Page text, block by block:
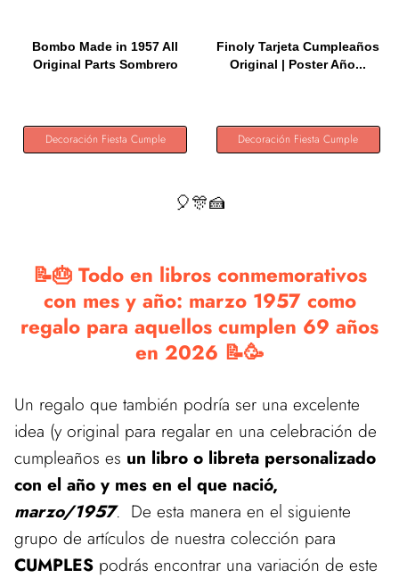
Bombo Made in 1957 All
Original Parts Sombrero
Decoración Fiesta Cumple
Finoly Tarjeta Cumpleaños
Original | Poster Año...
Decoración Fiesta Cumple
🎈🎊🍰
📝🎂 Todo en libros conmemorativos
con mes y año: marzo 1957 como
regalo para aquellos cumplen 69 años
en 2026 📝🥳
Un regalo que también podría ser una excelente
idea (y original para regalar en una celebración de
cumpleaños es un libro o libreta personalizado
con el año y mes en el que nació,
marzo/1957. De esta manera en el siguiente
grupo de artículos de nuestra colección para
CUMPLES podrás encontrar una variación de este